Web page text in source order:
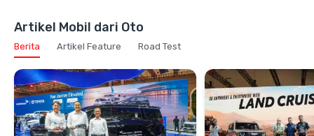
Artikel Mobil dari Oto
Berita Artikel Feature Road Test